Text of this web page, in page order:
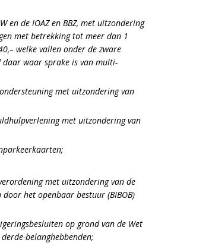
en de IOAZ en BBZ, met uitzondering
met betrekking tot meer dan 1
welke vallen onder de zware
daar waar sprake is van multi-
met uitzondering van
met uitzondering van
met uitzondering van de
het openbaar bestuur (BIBOB)
op grond van de Wet
belanghebbenden;